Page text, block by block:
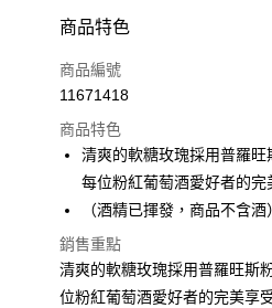
付款方式
信用卡一次付款
3 期 0 利率 每期 NT$163
合作金庫商業銀行
華南商業銀行
國泰世華商業銀行
臺灣中小企業銀行
匯豐（台灣）商業銀行
Apple Pay
運送方式
商品特色
商品編號
11671418
商品特色
清爽的軟糖玫瑰採用普羅
每位粉紅葡萄酒愛好者的完
（酒精已揮發，商品不含酒
銷售重點
清爽的軟糖玫瑰採用普羅旺斯
位粉紅葡萄酒愛好者的完美享